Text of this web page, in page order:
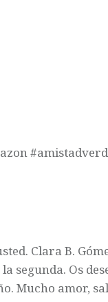
Clara B.
segunda. Os
Mucho amor,